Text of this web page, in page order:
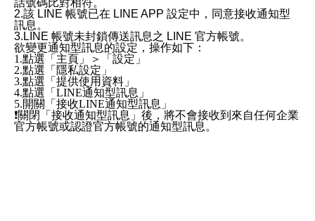
話號碼比對相符。
2.該 LINE 帳號已在 LINE APP 設定中，同意接收通知型
訊息。
3.LINE 帳號未封鎖傳送訊息之 LINE 官方帳號。
欲變更通知型訊息的設定，操作如下：
1.點選「主頁」＞「設定」
2.點選「隱私設定」
3.點選「提供使用資料」
4.點選「LINE通知型訊息」
5.開關「接收LINE通知型訊息」
❗️關閉「接收通知型訊息」後，將不會接收到來自任何企業
官方帳號或認證官方帳號的通知型訊息。